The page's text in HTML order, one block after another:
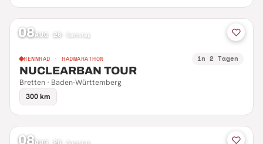
08AUG 26 Samstag
RENNRAD · RADMARATHON in 2 Tagen
NUCLEARBAN TOUR
Bretten · Baden-Württemberg
300 km
08AUG 26 Samstag